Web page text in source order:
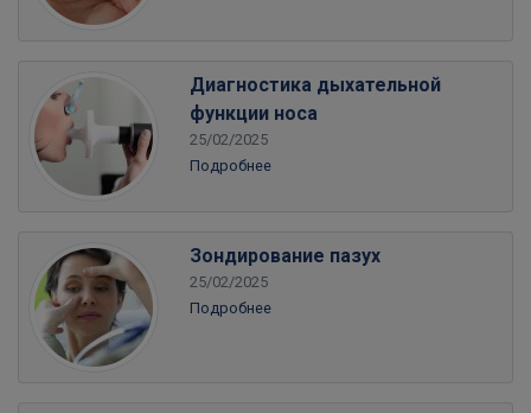
Диагностика дыхательной
функции носа
25/02/2025
Подробнее
Зондирование пазух
25/02/2025
Подробнее